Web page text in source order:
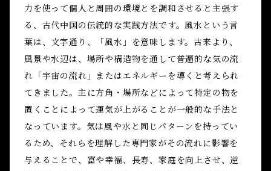
力を使って個人と周囲の環境とを調和させると主張す
る、古代中国の伝統的な実践方法です。風水という言
葉は、文字通り、「風水」を意味します。古来より、
風景や水辺は、場所や構造物を通して普遍的な気の流
れ「宇宙の流れ」またはエネルギーを導くと考えられ
てきました。主に方角・場所などによって特定の物を
置くことによって運気が上がることが一般的な手法と
なっています。気は風や水と同じパターンを持ってい
るため、それらを理解した専門家がその流れに影響を
与えることで、富や幸福、長寿、家庭を向上させ、逆